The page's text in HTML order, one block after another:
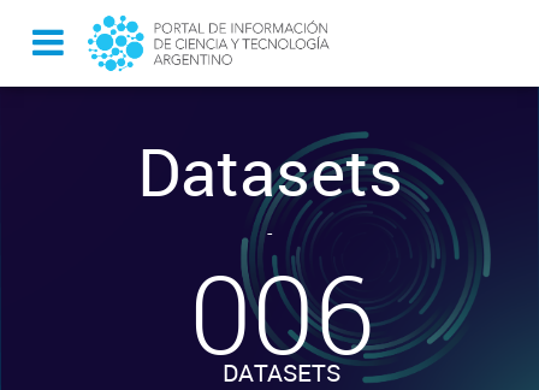
Datasets
-
006
DATASETS